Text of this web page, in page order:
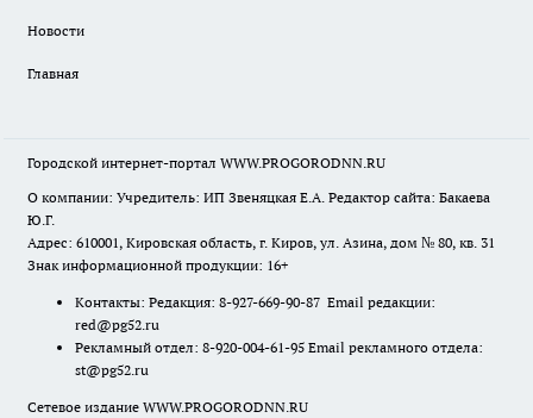
Новости
Главная
Городской интернет-портал WWW.PROGORODNN.RU
О компании: Учредитель: ИП Звеняцкая Е.А. Редактор сайта: Бакаева
Ю.Г.
Адрес: 610001, Кировская область, г. Киров, ул. Азина, дом № 80, кв. 31
Знак информационной продукции: 16+
Контакты: Редакция: 8-927-669-90-87 Email редакции:
red@pg52.ru
Рекламный отдел: 8-920-004-61-95 Email рекламного отдела:
st@pg52.ru
Сетевое издание WWW.PROGORODNN.RU